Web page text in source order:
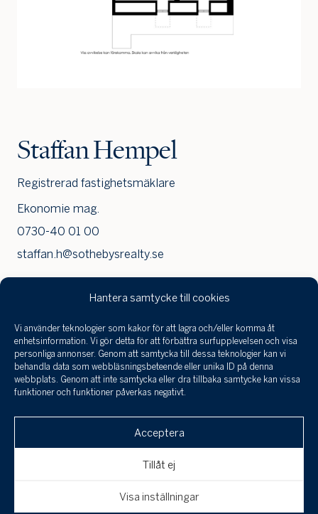
Hantera samtycke till cookies
Vi använder teknologier som kakor för att lagra och/eller komma åt
enhetsinformation. Vi gör detta för att förbättra surfupplevelsen och visa
personliga annonser. Genom att samtycka till dessa teknologier kan vi
behandla data som webbläsningsbeteende eller unika ID på denna
webbplats. Genom att inte samtycka eller dra tillbaka samtycke kan vissa
funktioner och funktioner påverkas negativt.
Acceptera
Tillåt ej
Visa inställningar
Staffan Hempel
Registrerad fastighetsmäklare
Ekonomie mag.
0730-40 01 00
staffan.h@sothebysrealty.se
Med stort fokus på service och kvalitet är mitt mål att
se till att inget lämnas åt slumpen för att du ska känna
dig riktigt nöjd med affären. Erfarenheten och
skickligheten som krävs i denna typ av affärer får man
Med en bakgrund i byggbranschen och nu drygt 20 år
som fastighetsmäklare har jag gedigen
Jag har tagit
intresseanmälan, boka en visning eller om